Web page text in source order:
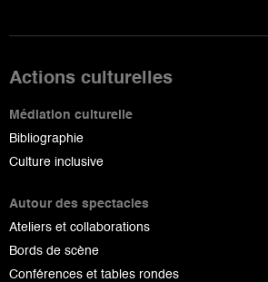
Actions culturelles
Médiation culturelle
Bibliographie
Culture inclusive
Autour des spectacles
Ateliers et collaborations
Bords de scène
Conférences et tables rondes